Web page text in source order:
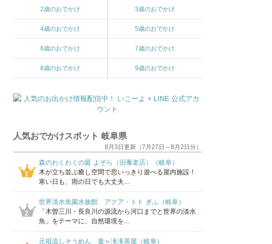
2歳のおでかけ 3歳のおでかけ
4歳のおでかけ 5歳のおでかけ
6歳のおでかけ 7歳のおでかけ
8歳のおでかけ 9歳のおでかけ
人気おでかけスポット 岐阜県
8月3日更新（7月27日～8月2日分）
1
森のわくわくの庭 よぞら（旧養老店）（岐阜）
木が立ち並ぶ癒し空間で思いっきり遊べる屋内施設！
寒い日も、雨の日でも大丈夫...
2
世界淡水魚園水族館 アクア・トト ぎふ（岐阜）
「木曽三川・長良川の源流から河口までと世界の淡水
魚」をテーマに、自然環境を...
元祖流しそうめん 釜ヶ滝滝茶屋（岐阜）